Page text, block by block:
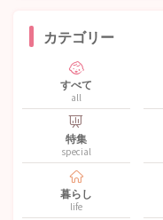
カテゴリー
すべて
all
特集
special
暮らし
life